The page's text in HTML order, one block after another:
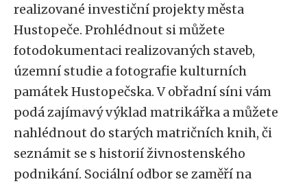
realizované investiční projekty města
Hustopeče. Prohlédnout si můžete
fotodokumentaci realizovaných staveb,
územní studie a fotografie kulturních
památek Hustopečska. V obřadní síni vám
podá zajímavý výklad matrikářka a můžete
nahlédnout do starých matričních knih, či
seznámit se s historií živnostenského
podnikání. Sociální odbor se zaměří na